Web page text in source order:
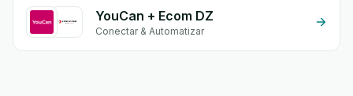
YouCan + Ecom DZ
Conectar & Automatizar